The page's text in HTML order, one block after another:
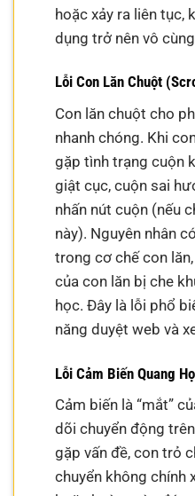
hoặc xảy ra liên tục,
dụng trở nên vô
Lỗi Con Lăn Chuột
Con lăn chuột cho
nhanh chóng. Khi
gặp tình trạng cuộn
giật cục, cuộn sai
nhấn nút cuộn (nếu
này). Nguyên nhân
trong cơ chế con
của con lăn bị che
học. Đây là lỗi phổ
năng duyệt web và
Lỗi Cảm Biến Quang
Cảm biến là “mắt”
dõi chuyển động
gặp vấn đề, con trỏ
chuyển không chính